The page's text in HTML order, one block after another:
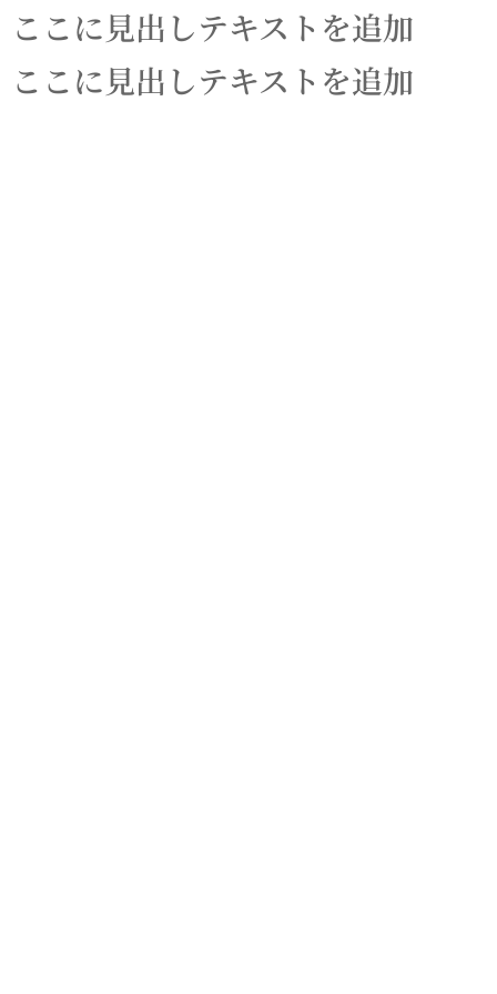
ここに見出しテキストを追加
ここに見出しテキストを追加